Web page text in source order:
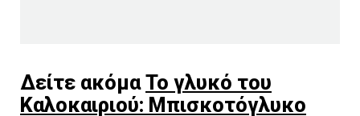
Δείτε ακόμαΤο γλυκό του
Καλοκαιριού: Μπισκοτόγλυκο